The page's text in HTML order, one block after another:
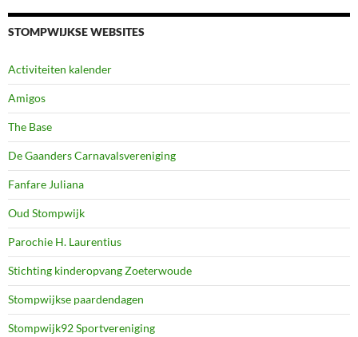
STOMPWIJKSE WEBSITES
Activiteiten kalender
Amigos
The Base
De Gaanders Carnavalsvereniging
Fanfare Juliana
Oud Stompwijk
Parochie H. Laurentius
Stichting kinderopvang Zoeterwoude
Stompwijkse paardendagen
Stompwijk92 Sportvereniging